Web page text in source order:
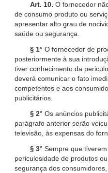
Art. 10. O fornecedor
de consumo produto ou
apresentar alto grau de
saúde ou segurança.
§ 1° O fornecedor de
posteriormente à sua
tiver conhecimento da
deverá comunicar o fato
competentes e aos
publicitários.
§ 2° Os anúncios
parágrafo anterior serão
televisão, às expensas do
§ 3° Sempre que
periculosidade de produtos
segurança dos